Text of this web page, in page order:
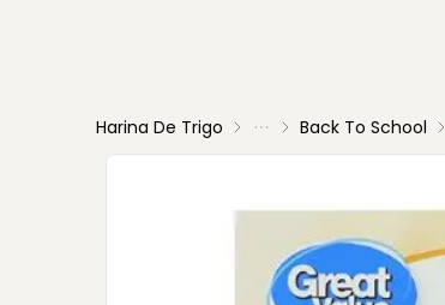
Harina De Trigo Back To School